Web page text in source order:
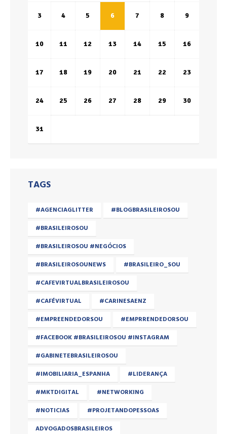
3 4 5 6 7 8 9
10 11 12 13 14 15 16
17 18 19 20 21 22 23
24 25 26 27 28 29 30
31
TAGS
#AGENCIAGLITTER
#BLOGBRASILEIROSOU
#BRASILEIROSOU
#BRASILEIROSOU #NEGÓCIOS
#BRASILEIROSOUNEWS
#BRASILEIRO_SOU
#CAFEVIRTUALBRASILEIROSOU
#CAFÉVIRTUAL
#CARINESAENZ
#EMPREENDEDORSOU
#EMPRRENDEDORSOU
#FACEBOOK #BRASILEIROSOU #INSTAGRAM
#GABINETEBRASILEIROSOU
#IMOBILIARIA_ESPANHA
#LIDERANÇA
#MKTDIGITAL
#NETWORKING
#NOTICIAS
#PROJETANDOPESSOAS
ADVOGADOSBRASILEIROS